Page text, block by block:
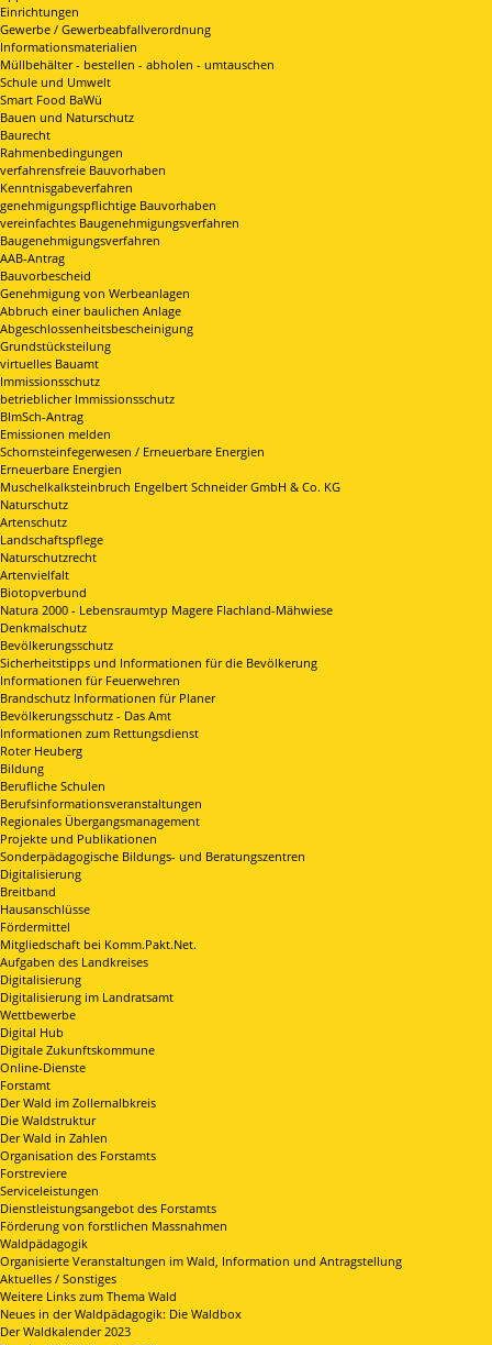
Einrichtungen
Gewerbe / Gewerbeabfallverordnung
Informationsmaterialien
Müllbehälter - bestellen - abholen - umtauschen
Schule und Umwelt
Smart Food BaWü
Bauen und Naturschutz
Baurecht
Rahmenbedingungen
verfahrensfreie Bauvorhaben
Kenntnisgabeverfahren
genehmigungspflichtige Bauvorhaben
vereinfachtes Baugenehmigungsverfahren
Baugenehmigungsverfahren
AAB-Antrag
Bauvorbescheid
Genehmigung von Werbeanlagen
Abbruch einer baulichen Anlage
Abgeschlossenheitsbescheinigung
Grundstücksteilung
virtuelles Bauamt
Immissionsschutz
betrieblicher Immissionsschutz
BImSch-Antrag
Emissionen melden
Schornsteinfegerwesen / Erneuerbare Energien
Erneuerbare Energien
Muschelkalksteinbruch Engelbert Schneider GmbH & Co. KG
Naturschutz
Artenschutz
Landschaftspflege
Naturschutzrecht
Artenvielfalt
Biotopverbund
Natura 2000 - Lebensraumtyp Magere Flachland-Mähwiese
Denkmalschutz
Bevölkerungsschutz
Sicherheitstipps und Informationen für die Bevölkerung
Informationen für Feuerwehren
Brandschutz Informationen für Planer
Bevölkerungsschutz - Das Amt
Informationen zum Rettungsdienst
Roter Heuberg
Bildung
Berufliche Schulen
Berufsinformationsveranstaltungen
Regionales Übergangsmanagement
Projekte und Publikationen
Sonderpädagogische Bildungs- und Beratungszentren
Digitalisierung
Breitband
Hausanschlüsse
Fördermittel
Mitgliedschaft bei Komm.Pakt.Net.
Aufgaben des Landkreises
Digitalisierung
Digitalisierung im Landratsamt
Wettbewerbe
Digital Hub
Digitale Zukunftskommune
Online-Dienste
Forstamt
Der Wald im Zollernalbkreis
Die Waldstruktur
Der Wald in Zahlen
Organisation des Forstamts
Forstreviere
Serviceleistungen
Dienstleistungsangebot des Forstamts
Förderung von forstlichen Massnahmen
Waldpädagogik
Organisierte Veranstaltungen im Wald, Information und Antragstellung
Aktuelles / Sonstiges
Weitere Links zum Thema Wald
Neues in der Waldpädagogik: Die Waldbox
Der Waldkalender 2023